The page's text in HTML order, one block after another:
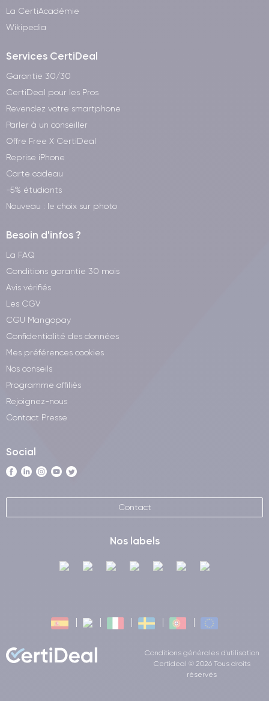
La CertiAcadémie
Wikipedia
Services CertiDeal
Garantie 30/30
CertiDeal pour les Pros
Revendez votre smartphone
Parler à un conseiller
Offre Free X CertiDeal
Reprise iPhone
Carte cadeau
-5% étudiants
Nouveau : le choix sur photo
Besoin d'infos ?
La FAQ
Conditions garantie 30 mois
Avis vérifiés
Les CGV
CGU Mangopay
Confidentialité des données
Mes préférences cookies
Nos conseils
Programme affiliés
Rejoignez-nous
Contact Presse
Social
Contact
Nos labels
Conditions générales d'utilisation
Certideal © 2026 Tous droits
réservés